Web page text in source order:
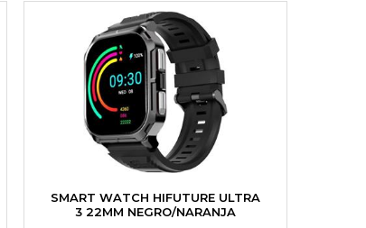
SMART WATCH HIFUTURE ULTRA
3 22MM NEGRO/NARANJA